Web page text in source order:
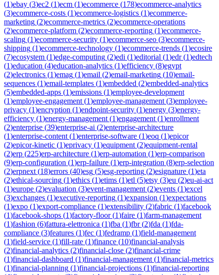
(1)ebay (3)ec2 (1)ecm (1)ecommerce (178)ecommerce-analytics
(3)ecommerce-costs (1)ecommerce-logistics (1)ecommerce-
marketing (2)ecommerce-metrics (2)ecommerce-operations
(2)ecommerce-platform (2)ecommerce-reporting (1)ecommerce-
scaling (1)ecommerce-security (1)ecommerce-seo (3)ecommerce-
shipping (1)ecommerce-technology (1)ecommerce-trends (1)ecosire
(7)ecosystem (1)edge-computing (2)edi (1)editorial (1)edr(1)edtech
(1)education (4)education-analytics (1)efficiency (8)egypt
(2)electronics (1)emag (1)email (2)email-marketing (10)email-
sequences (1)email-templates (1)embedded (2)embedded-analytics
(5)embedded-apps (1)emissions (1)employee-development
(1)employee-engagement (1)employee-management (3)employee-
privacy (1)encryption (1)endpoint-security (1)energy (3)energy-
efficiency (1)energy-management (1)engagement (1)enrollment
(2)enterprise (39)enterprise-ai (2)enterprise-architecture
(1)enterprise-content (1)enterprise-software (1)eoq (1)epicor
(2)epicor-kinetic (1)eprivacy (1)equipment (2)equipment-rental
(2)erp (225)erp-architecture (1)erp-automation (1)erp-comparison
(9)erp-configuration (1)erp-failure (1)erp-integration (8)erp-selection
(2)erpnext (18)errors (40)esg (5)esg-reporting (2)esignature (1)eta
(2)ethical-sourcing (1)ethics (1)etims (1)etl (5)etsy (3)eu (2)eu-ai-act
(1)europe (2)evaluation (3)event-management (2)events (1)excel
(3)exchanges (1)executive-reporting (1)expansion (1)expectations
(1)expo (1)export-compliance (1)extensibility (2)fabric (1)facebook
(1)facebook-shops (1)factory-floor(1)faire (1)farm-management
(1)fashion (6)fattura-elettronica (1)fba (1)fbr(2)fda (1)fda-
compliance (3)features (1)fec (1)fedramp (1)field-management
(1)field-service (1)fill-rate (1)finance (10)financial-analysis
(2)financial-analytics (2)financial-close (2)financial-crime
(1)financial-dashboard (1)financial-management (1)financial-metrics
(1)financial-planning (1)financial-projections (1)financial-reporting